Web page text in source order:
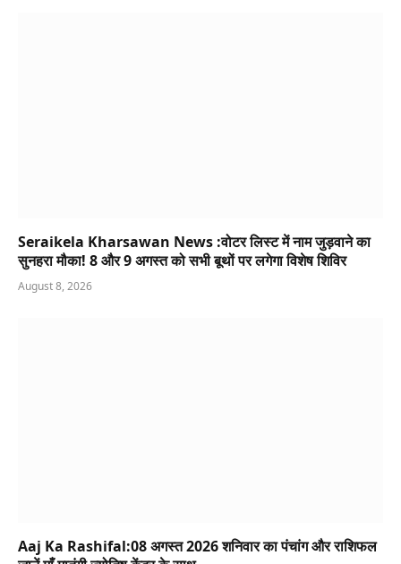
Seraikela Kharsawan News :वोटर लिस्ट में नाम जुड़वाने का
सुनहरा मौका! 8 और 9 अगस्त को सभी बूथों पर लगेगा विशेष शिविर
August 8, 2026
Aaj Ka Rashifal:08 अगस्त 2026 शनिवार का पंचांग और राशिफल